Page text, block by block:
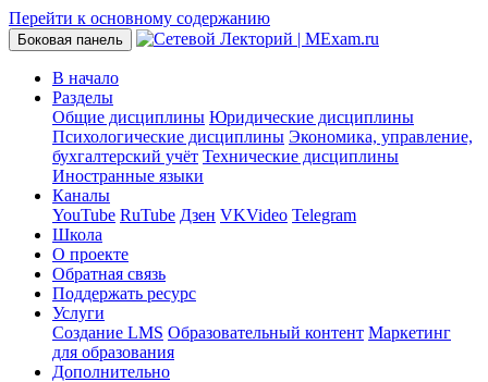
Перейти к основному содержанию
Боковая панель
В начало
Разделы
Общие дисциплины Юридические дисциплины
Психологические дисциплины Экономика, управление,
бухгалтерский учёт Технические дисциплины
Иностранные языки
Каналы
YouTube RuTube Дзен VKVideo Telegram
Школа
О проекте
Обратная связь
Поддержать ресурс
Услуги
Создание LMS Образовательный контент Маркетинг
для образования
Дополнительно